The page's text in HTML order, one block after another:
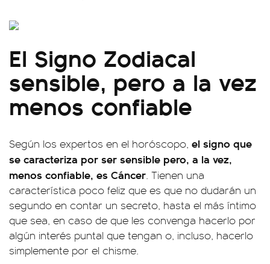
El Signo Zodiacal
sensible, pero a la vez
menos confiable
Según los expertos en el horóscopo, el signo que
se caracteriza por ser sensible pero, a la vez,
menos confiable, es Cáncer. Tienen una
característica poco feliz que es que no dudarán un
segundo en contar un secreto, hasta el más íntimo
que sea, en caso de que les convenga hacerlo por
algún interés puntal que tengan o, incluso, hacerlo
simplemente por el chisme.